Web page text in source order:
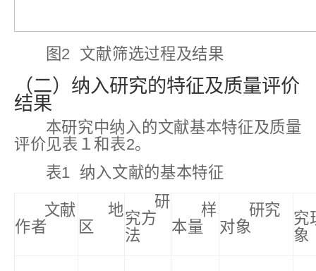
图2 文献筛选过程及结果
（二）纳入研究的特征及质量评价
结果
本研究中纳入的文献基本特征及质量
评价见表１和表2。
表1 纳入文献的基本特征
文献
作者
地
区
研
究方
法
样
本量
研究
对象
究
象